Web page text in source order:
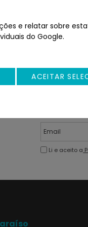
e relatar sobre
do Google.
ACEITAR
Li e aceito a